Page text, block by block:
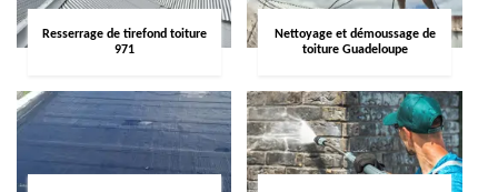
Resserrage de tirefond toiture
971
Nettoyage et démoussage de
toiture Guadeloupe